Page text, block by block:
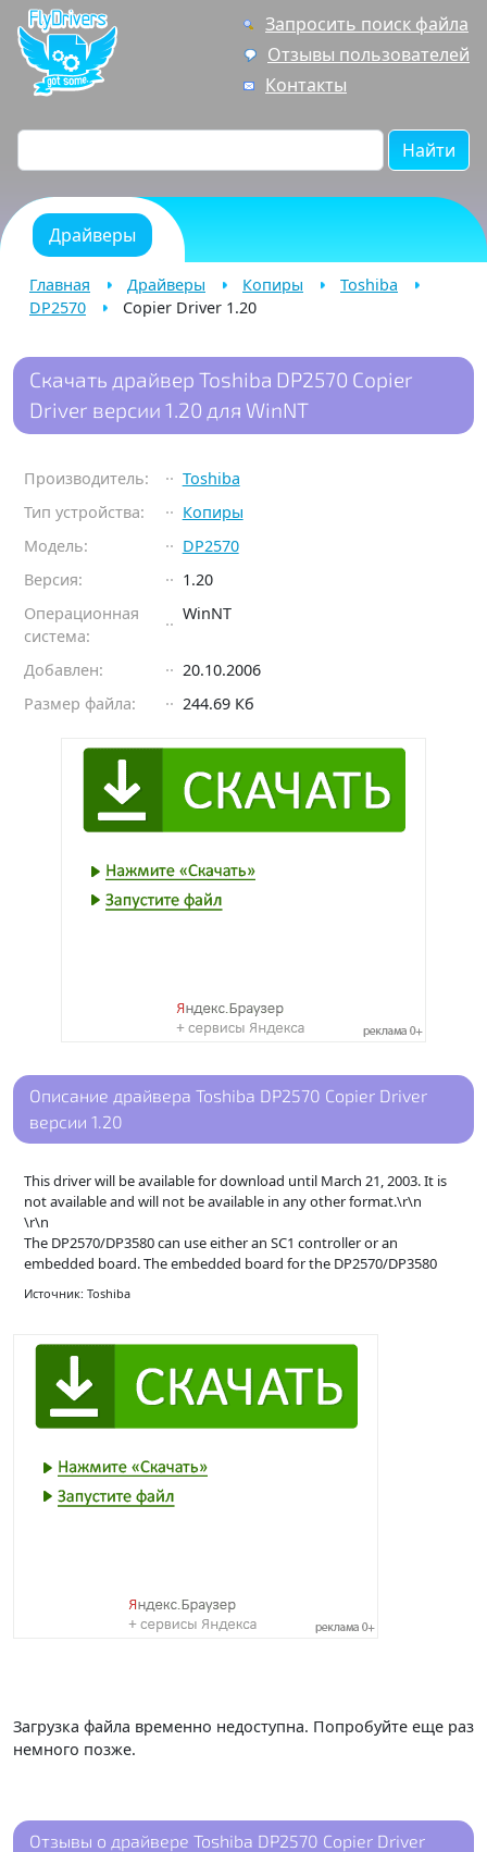
Запросить поиск файла
Отзывы пользователей
Контакты
Найти
Драйверы
Главная Драйверы Копиры
Toshiba
DP2570
Copier Driver 1.20
Скачать драйвер Toshiba DP2570 Copier
Driver версии 1.20 для WinNT
Производитель:
Toshiba
Тип устройства:
Копиры
Модель:
DP2570
Версия:
1.20
Операционная
система:
WinNT
Добавлен:
20.10.2006
Размер файла:
244.69 Кб
Описание драйвера Toshiba DP2570 Copier Driver
версии 1.20
This driver will be available for download until March 21, 2003. It is
not available and will not be available in any other format.\r\n
\r\n
The DP2570/DP3580 can use either an SC1 controller or an
embedded board. The embedded board for the DP2570/DP3580
Источник: Toshiba
Загрузка файла временно недоступна. Попробуйте еще раз
немного позже.
Отзывы о драйвере Toshiba DP2570 Copier Driver